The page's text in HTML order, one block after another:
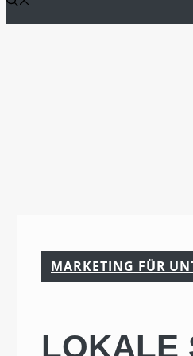
MARKETING FÜR
LOKALE